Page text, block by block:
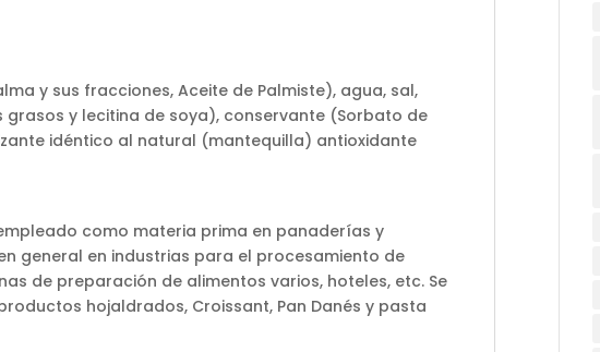
y sus fracciones, Aceite de Palmiste), agua, sal,
y lecitina de soya), conservante (Sorbato de
idéntico al natural (mantequilla) antioxidante
como materia prima en panaderías y
general en industrias para el procesamiento de
de preparación de alimentos varios, hoteles, etc. Se
hojaldrados, Croissant, Pan Danés y pasta